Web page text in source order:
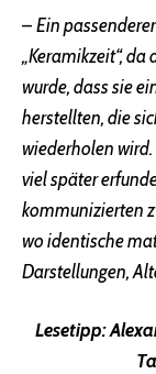
– Ein
„Keramikzeit“,
wurde, dass sie
herstellten, die
wiederholen
viel später
kommunizierten
wo identische
Darstellungen,
Lesetipp: